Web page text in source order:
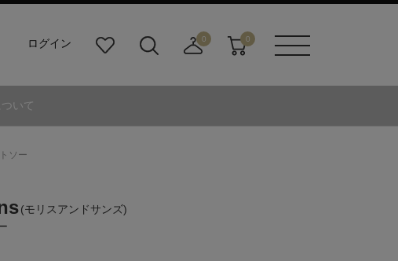
ログイン
り
ダ
0
寄
0
いて
ソー
(モリスアンドサンズ)